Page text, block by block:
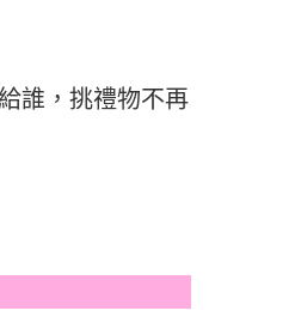
誰，挑禮物不再